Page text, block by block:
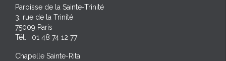
Paroisse de la Sainte-Trinité
3, rue de la Trinité
75009 Paris
Tél. : 01 48 74 12 77
Chapelle Sainte-Rita